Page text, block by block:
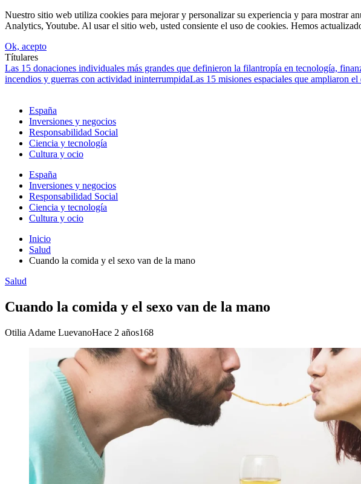
Nuestro sitio web utiliza cookies para mejorar y personalizar su experiencia y para mostrar
Analytics, Youtube. Al usar el sitio web, usted consiente el uso de cookies. Hemos
Ok, acepto
Títulares
Las 15 donaciones individuales más grandes que definieron la filantropía en tecnología,
incendios y guerras con actividad ininterrumpidaLas 15 misiones espaciales que ampliaron
España
Inversiones y negocios
Responsabilidad Social
Ciencia y tecnología
Cultura y ocio
España
Inversiones y negocios
Responsabilidad Social
Ciencia y tecnología
Cultura y ocio
Inicio
Salud
Cuando la comida y el sexo van de la mano
Salud
Cuando la comida y el sexo van de la mano
Otilia Adame LuevanoHace 2 años168